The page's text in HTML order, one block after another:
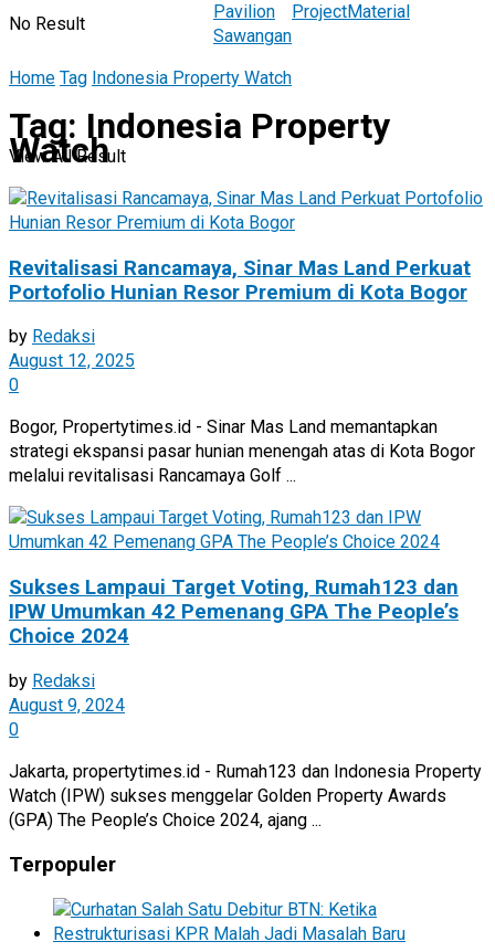
No Result
View All Result
Pavilion
Sawangan
ProjectMaterial
Home Tag Indonesia Property Watch
Tag: Indonesia Property
Watch
Revitalisasi Rancamaya, Sinar Mas Land Perkuat
Portofolio Hunian Resor Premium di Kota Bogor
by Redaksi
August 12, 2025
0
Bogor, Propertytimes.id - Sinar Mas Land memantapkan
strategi ekspansi pasar hunian menengah atas di Kota Bogor
melalui revitalisasi Rancamaya Golf ...
Sukses Lampaui Target Voting, Rumah123 dan
IPW Umumkan 42 Pemenang GPA The People’s
Choice 2024
by Redaksi
August 9, 2024
0
Jakarta, propertytimes.id - Rumah123 dan Indonesia Property
Watch (IPW) sukses menggelar Golden Property Awards
(GPA) The People’s Choice 2024, ajang ...
Terpopuler